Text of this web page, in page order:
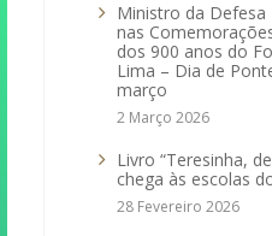
Ministro da
nas
dos 900 anos do
Lima – Dia de
março
2 Março 2026
Livro “Teresinha,
chega às escolas
28 Fevereiro 2026